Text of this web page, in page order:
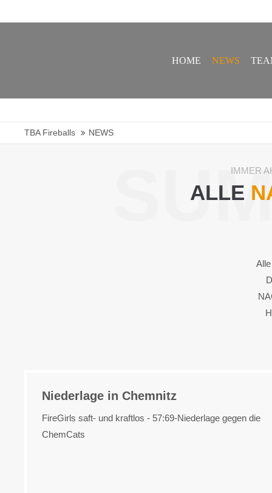
HOME NEWS
TBA Fireballs NEWS
IMMER
ALLE
Niederlage in Chemnitz
FireGirls saft- und kraftlos - 57:69-Niederlage gegen die
ChemCats